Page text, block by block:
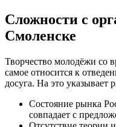
Сложности с
Смоленске
Творчество молодёжи со
самое относится к
досуга. На это указывает
Состояние рынка
совпадает с